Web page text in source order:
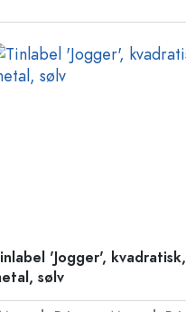
'Jogger', kvadratisk,
sølv